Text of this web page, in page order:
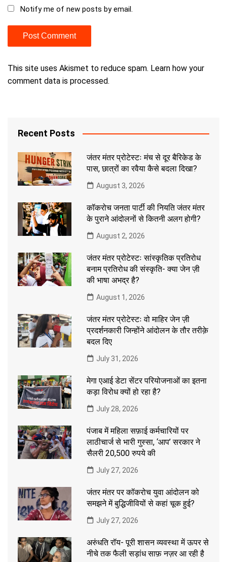
Notify me of new posts by email.
This site uses Akismet to reduce spam. Learn how your
comment data is processed.
Recent Posts
जंतर मंतर प्रोटेस्टः मंच से दूर बैरिकेड के
पास, छात्रों का रवैया कैसे बदला दिखा?
August 3, 2026
कॉकरोच जनता पार्टी की नियति जंतर मंतर
के पुराने आंदोलनों से कितनी अलग होगी?
August 2, 2026
जंतर मंतर प्रोटेस्टः सांस्कृतिक प्रतिरोध
बनाम प्रतिरोध की संस्कृति- क्या जेन ज़ी
की भाषा अभद्र है?
August 1, 2026
जंतर मंतर प्रोटेस्टः वो माहिर जेन ज़ी
प्रदर्शनकारी जिन्होंने आंदोलन के तौर तरीक़े
बदल दिए
July 31, 2026
मेगा एआई डेटा सेंटर परियोजनाओं का इतना
कड़ा विरोध क्यों हो रहा है?
July 28, 2026
पंजाब में महिला सफ़ाई कर्मचारियों पर
लाठीचार्ज से भारी गुस्सा, ‘आप’ सरकार ने
सैलरी 20,500 रुपये की
July 27, 2026
जंतर मंतर पर कॉकरोच युवा आंदोलन को
समझने में बुद्धिजीवियों से कहां चूक हुई?
July 27, 2026
अरुंधति रॉय- पूरी शासन व्यवस्था में ऊपर से
नीचे तक फैली सड़ांध साफ़ नज़र आ रही है